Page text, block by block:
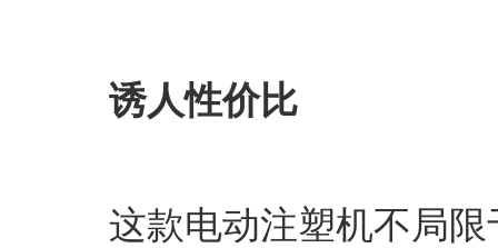
诱人性价比
这款电动注塑机不局限